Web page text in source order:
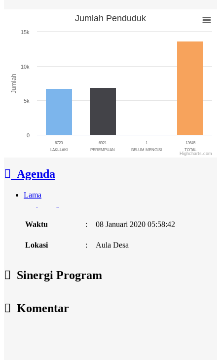
Jumlah
Jumlah Penduduk
6723
LAKI-LAKI
6921
PEREMPUAN
1
BELUM MENGISI
13645
TOTAL
0
5k
10k
15k
Highcharts.com
Agenda
Lama
Rapat Lagi
Agenda
Sinergi Program
Komentar